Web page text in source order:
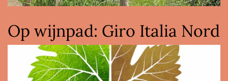
Op wijnpad: Giro Italia Nord